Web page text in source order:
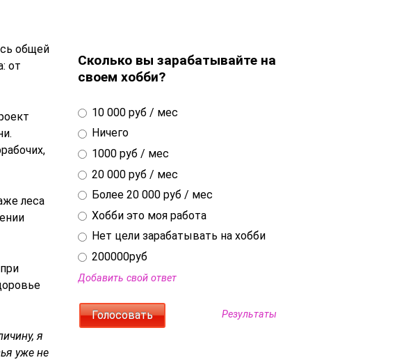
общей
от
леса
я
уже не
Сколько вы зарабатывайте на
своем хобби?
10 000 руб / мес
Ничего
1000 руб / мес
20 000 руб / мес
Более 20 000 руб / мес
Хобби это моя работа
Нет цели зарабатывать на хобби
200000руб
Добавить свой ответ
Результаты